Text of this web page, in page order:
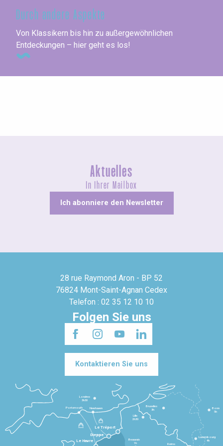
Durch andere Aspekte
Von Klassikern bis hin zu außergewöhnlichen
Entdeckungen – hier geht es los!
Aktuelles
In Ihrer Mailbox
Ich abonniere den Newsletter
28 rue Raymond Aron - BP 52
76824 Mont-Saint-Agnan Cedex
Telefon : 02 35 12 10 10
Folgen Sie uns
Kontaktieren Sie uns
Le Havre
Dieppe
Le Tréport
Beauvais
1h
Reims
Lille
2h30
Bruxelles
3h
Londres
3h30
Newhaven
Portsmouth
Bonn
5h
Luxembourg
4h